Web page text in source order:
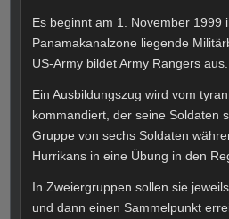
Es beginnt am 1. November 1999
Panamakanalzone liegende
US-Army bildet Army Rangers aus.
Ein Ausbildungszug wird vom
kommandiert, der seine Soldaten
Gruppe von sechs Soldaten
Hurrikans in eine Übung in den
In Zweiergruppen sollen sie
und dann einen Sammelpunkt